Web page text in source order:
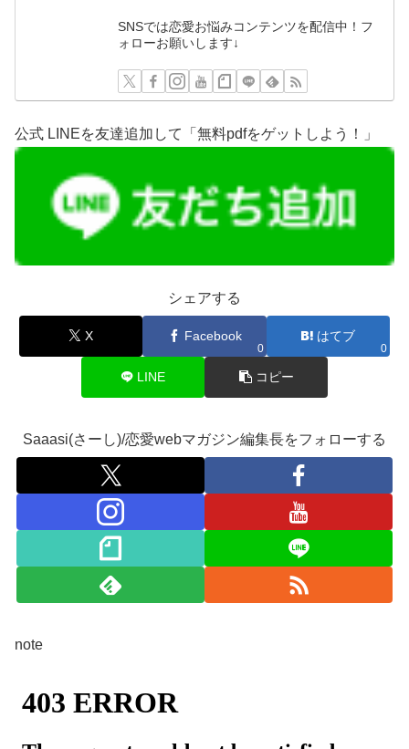
SNSでは恋愛お悩みコンテンツを配信中！フ
ォローお願いします↓
公式 LINEを友達追加して「無料pdfをゲットしよう！」
シェアする
X Facebook
0
はてブ
0
LINE コピー
Saaasi(さーし)/恋愛webマガジン編集長をフォローする
note